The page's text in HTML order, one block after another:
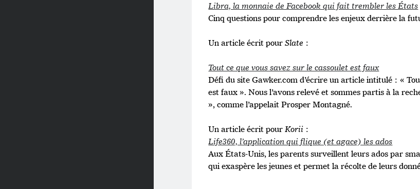
Libra, la monnaie de Facebook qui fait trembler les États
Cinq questions pour comprendre les enjeux derrière la
Un article écrit pourSlate :
Tout ce que vous savez sur le cassoulet est faux
Défi du site Gawker.com d’écrire un article intitulé : «
est faux ». Nous l’avons relevé et sommes partis à la
», comme l’appelait Prosper Montagné.
Un article écrit pourKorii :
Life360, l’application qui flique (et agace) les ados
Aux États-Unis, les parents surveillent leurs ados par
qui exaspère les jeunes et permet la récolte de leurs